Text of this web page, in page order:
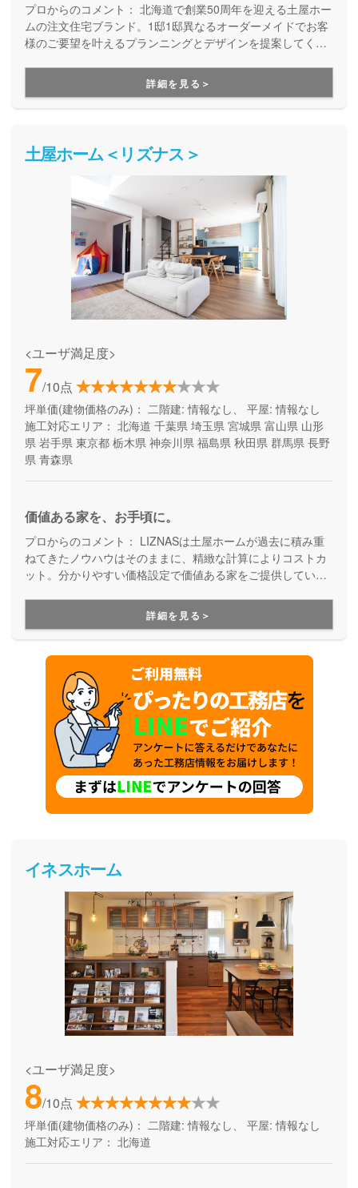
プロからのコメント： 北海道で創業50周年を迎える土屋ホー
ムの注文住宅ブランド。1邸1邸異なるオーダーメイドでお客
様のご要望を叶えるプランニングとデザインを提案してくれ
詳細を見る＞
土屋ホーム＜リズナス＞
<ユーザ満足度>
7/10点
坪単価(建物価格のみ)： 二階建: 情報なし、 平屋: 情報なし
施工対応エリア： 北海道 千葉県 埼玉県 宮城県 富山県 山形
県 岩手県 東京都 栃木県 神奈川県 福島県 秋田県 群馬県 長野
県 青森県
価値ある家を、お手頃に。
プロからのコメント： LIZNASは土屋ホームが過去に積み重
ねてきたノウハウはそのままに、精緻な計算によりコストカ
ット。分かりやすい価格設定で価値ある家をご提供していま
はぴったりの建築会社です。詳細を見る＞
イネスホーム
<ユーザ満足度>
8/10点
坪単価(建物価格のみ)： 二階建: 情報なし、 平屋: 情報なし
施工対応エリア： 北海道